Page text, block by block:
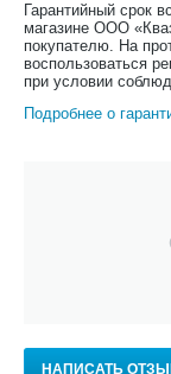
Гарантийный срок
магазине ООО
покупателю. На
воспользоваться
при условии
Подробнее о
НАПИСАТЬ